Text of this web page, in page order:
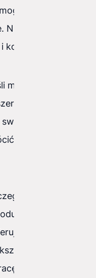
znacznie
się
z nich na
masz swoje
w VSCode,
konfiguracje,
w razie
VSCode jest
ale jest to tylko
on wiele
naszą
programistom.